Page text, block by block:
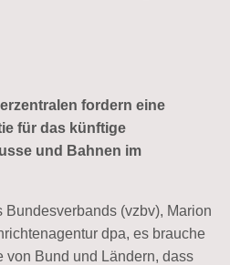
fordern eine
für das künftige
und Bahnen im
(vzbv), Marion
dpa, es brauche
von Bund und Ländern, dass